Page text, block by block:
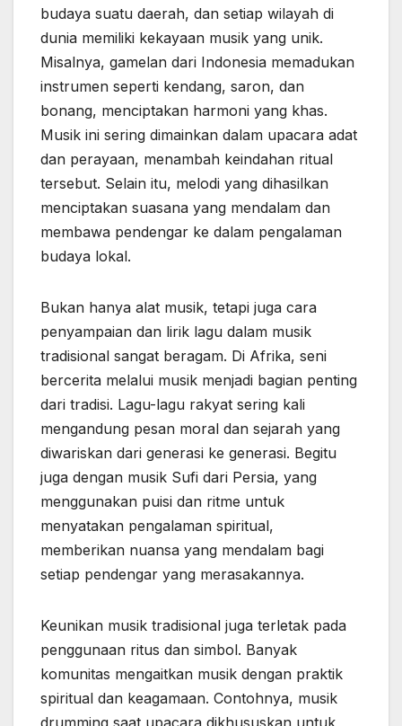
budaya suatu daerah, dan setiap wilayah di
dunia memiliki kekayaan musik yang unik.
Misalnya, gamelan dari Indonesia memadukan
instrumen seperti kendang, saron, dan
bonang, menciptakan harmoni yang khas.
Musik ini sering dimainkan dalam upacara adat
dan perayaan, menambah keindahan ritual
tersebut. Selain itu, melodi yang dihasilkan
menciptakan suasana yang mendalam dan
membawa pendengar ke dalam pengalaman
budaya lokal.
Bukan hanya alat musik, tetapi juga cara
penyampaian dan lirik lagu dalam musik
tradisional sangat beragam. Di Afrika, seni
bercerita melalui musik menjadi bagian penting
dari tradisi. Lagu-lagu rakyat sering kali
mengandung pesan moral dan sejarah yang
diwariskan dari generasi ke generasi. Begitu
juga dengan musik Sufi dari Persia, yang
menggunakan puisi dan ritme untuk
menyatakan pengalaman spiritual,
memberikan nuansa yang mendalam bagi
setiap pendengar yang merasakannya.
Keunikan musik tradisional juga terletak pada
penggunaan ritus dan simbol. Banyak
komunitas mengaitkan musik dengan praktik
spiritual dan keagamaan. Contohnya, musik